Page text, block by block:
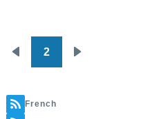
Pagination
2
French